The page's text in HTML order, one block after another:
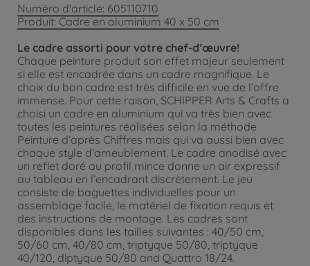
Numéro d'article: 605110710
Produit: Cadre en aluminium 40 x 50 cm
Le cadre assorti pour votre chef-d’œuvre!
Chaque peinture produit son effet majeur seulement
si elle est encadrée dans un cadre magnifique. Le
choix du bon cadre est très difficile en vue de l’offre
immense. Pour cette raison, SCHIPPER Arts & Crafts a
choisi un cadre en aluminium qui va très bien avec
toutes les peintures réalisées selon la méthode
Peinture d’après Chiffres mais qui va aussi bien avec
chaque style d’ameublement. Le cadre anodisé avec
un reflet doré au profil mince donne un air expressif
au tableau en l’encadrant discrètement. Le jeu
consiste de baguettes individuelles pour un
assemblage facile, le matériel de fixation requis et
des instructions de montage. Les cadres sont
disponibles dans les tailles suivantes : 40/50 cm,
50/60 cm, 40/80 cm, triptyque 50/80, triptyque
40/120, diptyque 50/80 and Quattro 18/24.